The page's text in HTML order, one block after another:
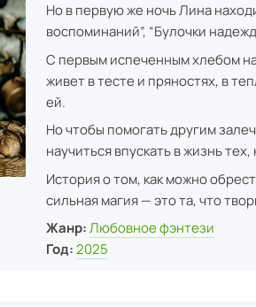
Но в первую же ночь Лина
воспоминаний”, “Булочки
С первым испеченным хлебом
живет в тесте и пряностях, в
ей.
Но чтобы помогать другим
научиться впускать в жизнь
История о том, как можно
сильная магия — это та, что
Жанр: Любовное фэнтези
Год: 2025